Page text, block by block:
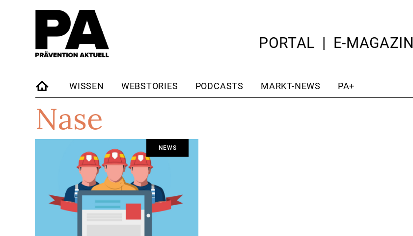
PORTAL E-MAGAZIN
STARTSEITE
WISSEN WEBSTORIES PODCASTS MARKT-NEWS PA+
Nase
NEWS